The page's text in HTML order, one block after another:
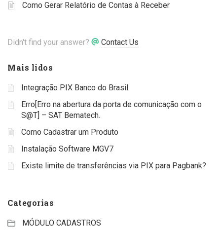
Como Gerar Relatório de Contas à Receber
Didn't find your answer? Contact Us
Mais lidos
Integração PIX Banco do Brasil
Erro[Erro na abertura da porta de comunicação com o
S@T] – SAT Bematech.
Como Cadastrar um Produto
Instalação Software MGV7
Existe limite de transferências via PIX para Pagbank?
Categorias
MÓDULO CADASTROS